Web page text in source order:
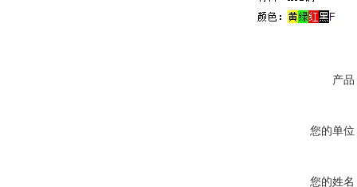
产品
您的单位
您的姓名